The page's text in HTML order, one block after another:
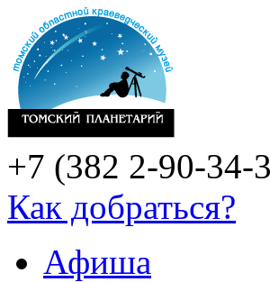
+7 (382 2-90-34-
Как добраться?
Афиша